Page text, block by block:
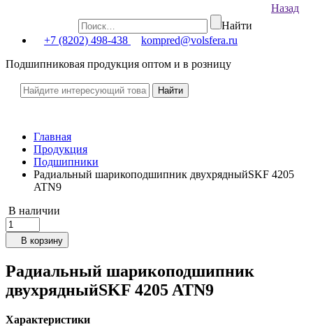
Назад
Найти
+7 (8202) 498-438
kompred@volsfera.ru
Подшипниковая продукция оптом и в розницу
Главная
Продукция
Подшипники
Радиальный шарикоподшипник двухрядныйSKF 4205
ATN9
В наличии
В корзину
Радиальный шарикоподшипник
двухрядныйSKF 4205 ATN9
Характеристики